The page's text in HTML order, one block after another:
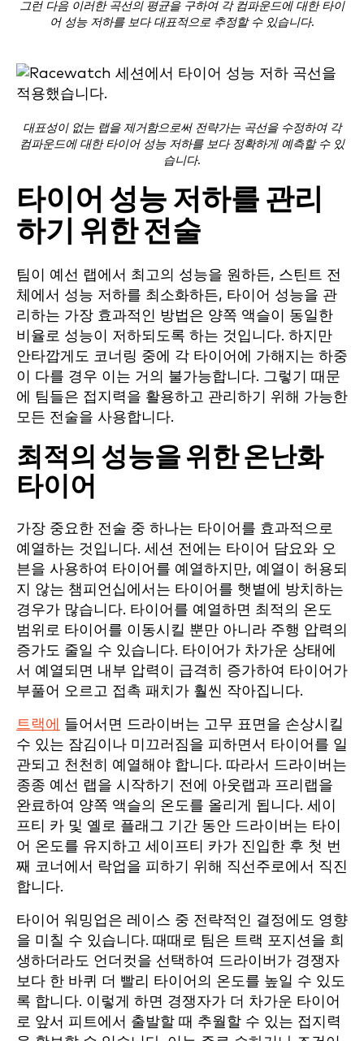
그런 다음 이러한 곡선의 평균을 구하여 각 컴파운드에 대한 타이
어 성능 저하를 보다 대표적으로 추정할 수 있습니다.
대표성이 없는 랩을 제거함으로써 전략가는 곡선을 수정하여 각
컴파운드에 대한 타이어 성능 저하를 보다 정확하게 예측할 수 있
습니다.
타이어 성능 저하를 관리
하기 위한 전술
팀이 예선 랩에서 최고의 성능을 원하든, 스틴트 전
체에서 성능 저하를 최소화하든, 타이어 성능을 관
리하는 가장 효과적인 방법은 양쪽 액슬이 동일한
비율로 성능이 저하되도록 하는 것입니다. 하지만
안타깝게도 코너링 중에 각 타이어에 가해지는 하중
이 다를 경우 이는 거의 불가능합니다. 그렇기 때문
에 팀들은 접지력을 활용하고 관리하기 위해 가능한
모든 전술을 사용합니다.
최적의 성능을 위한 온난화
타이어
가장 중요한 전술 중 하나는 타이어를 효과적으로
예열하는 것입니다. 세션 전에는 타이어 담요와 오
븐을 사용하여 타이어를 예열하지만, 예열이 허용되
지 않는 챔피언십에서는 타이어를 햇볕에 방치하는
경우가 많습니다. 타이어를 예열하면 최적의 온도
범위로 타이어를 이동시킬 뿐만 아니라 주행 압력의
증가도 줄일 수 있습니다. 타이어가 차가운 상태에
서 예열되면 내부 압력이 급격히 증가하여 타이어가
부풀어 오르고 접촉 패치가 훨씬 작아집니다.
트랙에
들어서면 드라이버는 고무 표면을 손상시킬
수 있는 잠김이나 미끄러짐을 피하면서 타이어를 일
관되고 천천히 예열해야 합니다. 따라서 드라이버는
종종 예선 랩을 시작하기 전에 아웃랩과 프리랩을
완료하여 양쪽 액슬의 온도를 올리게 됩니다. 세이
프티 카 및 옐로 플래그 기간 동안 드라이버는 타이
어 온도를 유지하고 세이프티 카가 진입한 후 첫 번
째 코너에서 락업을 피하기 위해 직선주로에서 직진
합니다.
타이어 워밍업은 레이스 중 전략적인 결정에도 영향
을 미칠 수 있습니다. 때때로 팀은 트랙 포지션을 희
생하더라도 언더컷을 선택하여 드라이버가 경쟁자
보다 한 바퀴 더 빨리 타이어의 온도를 높일 수 있도
록 합니다. 이렇게 하면 경쟁자가 더 차가운 타이어
로 앞서 피트에서 출발할 때 추월할 수 있는 접지력